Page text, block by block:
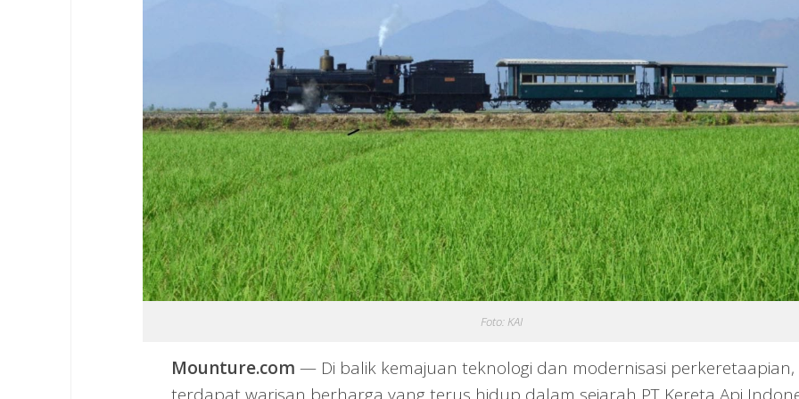
Foto: KAI
Mounture.com — Di balik kemajuan teknologi dan modernisasi perkeretaapian,